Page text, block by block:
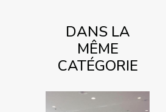
DANS LA
MÊME
CATÉGORIE